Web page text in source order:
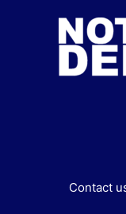
Contact